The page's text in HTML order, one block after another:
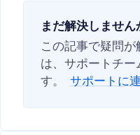
まだ解決しません
この記事で疑問
は、サポートチー
す。
サポートに